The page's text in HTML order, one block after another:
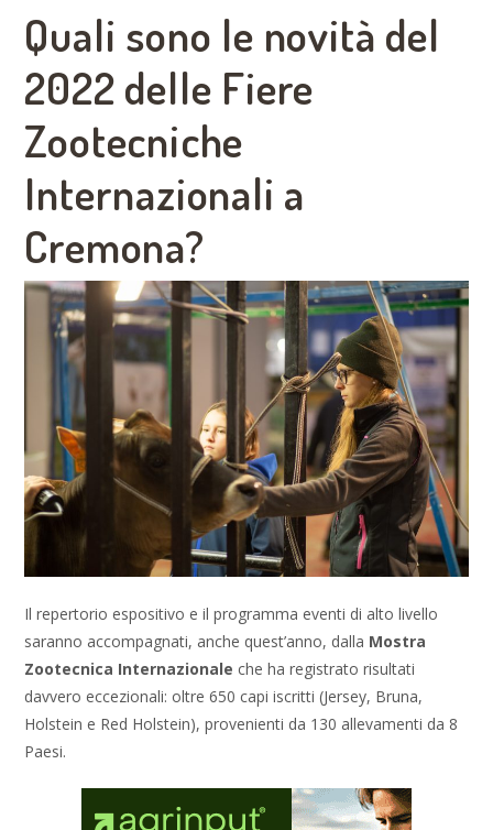
Quali sono le novità del
2022 delle Fiere
Zootecniche
Internazionali a
Cremona?
Il repertorio espositivo e il programma eventi di alto livello
saranno accompagnati, anche quest’anno, dalla Mostra
Zootecnica Internazionale che ha registrato risultati
davvero eccezionali: oltre 650 capi iscritti (Jersey, Bruna,
Holstein e Red Holstein), provenienti da 130 allevamenti da 8
Paesi.